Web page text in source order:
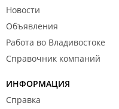
Новости
Объявления
Работа во Владивостоке
Справочник компаний
ИНФОРМАЦИЯ
Справка